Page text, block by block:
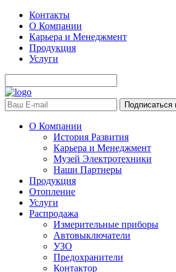
Контакты
О Компании
Карьера и Менеджмент
Продукция
Услуги
О Компании
История Развития
Карьера и Менеджмент
Музей Электротехники
Наши Партнеры
Продукция
Отопление
Услуги
Распродажа
Измерительные приборы
Автовыключатели
УЗО
Предохранители
Контактор